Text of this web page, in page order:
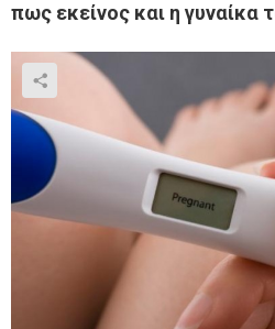
πως εκείνος και η γυναίκα